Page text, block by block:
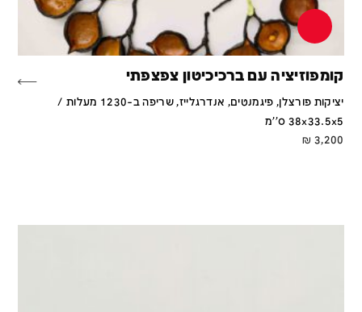
קומפוזיציה עם ברכיכיטון צפצפתי
יציקות פורצלן, פיגמנטים, אנדרגלייז, שריפה ב-1230 מעלות /
38x33.5x5 ס''מ
3,200
₪